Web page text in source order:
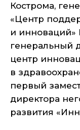
Кострома,
«Центр
и инноваций»
генеральный
центр
в
первый
директора
развития